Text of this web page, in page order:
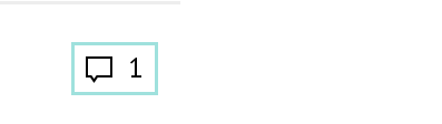
1